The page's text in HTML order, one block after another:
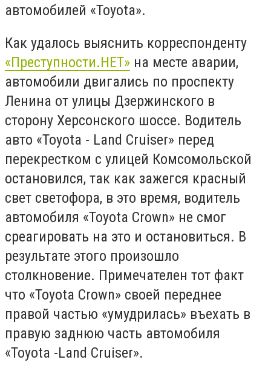
автомобилей «Toyota».
Как удалось выяснить корреспонденту
«Преступности.НЕТ» на месте аварии,
автомобили двигались по проспекту
Ленина от улицы Дзержинского в
сторону Херсонского шоссе. Водитель
авто «Toyota - Land Cruiser» перед
перекрестком с улицей Комсомольской
остановился, так как зажегся красный
свет светофора, в это время, водитель
автомобиля «Toyota Crown» не смог
среагировать на это и остановиться. В
результате этого произошло
столкновение. Примечателен тот факт
что «Toyota Crown» своей переднее
правой частью «умудрилась» въехать в
правую заднюю часть автомобиля
«Toyota -Land Cruiser».